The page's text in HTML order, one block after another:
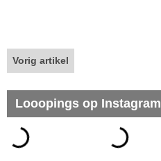
Vorig artikel
Looopings op Instagram